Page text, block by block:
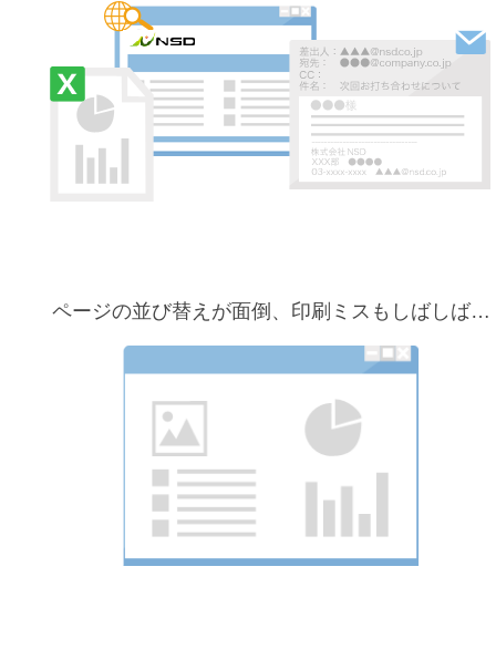
ページの並び替えが面倒、印刷ミスもしばしば…